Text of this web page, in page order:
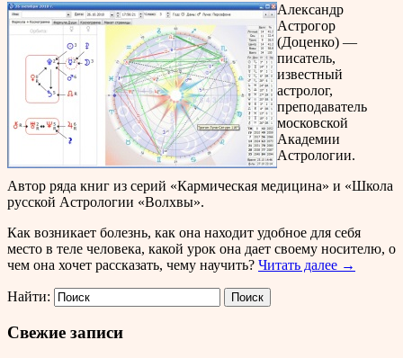
Александр
Астрогор
(Доценко) —
писатель,
известный
астролог,
преподаватель
московской
Академии
Астрологии.
Автор ряда книг из серий «Кармическая медицина» и «Школа
русской Астрологии «Волхвы».
Как возникает болезнь, как она находит удобное для себя
место в теле человека, какой урок она дает своему носителю, о
чем она хочет рассказать, чему научить? Читать далее →
Найти:
Свежие записи